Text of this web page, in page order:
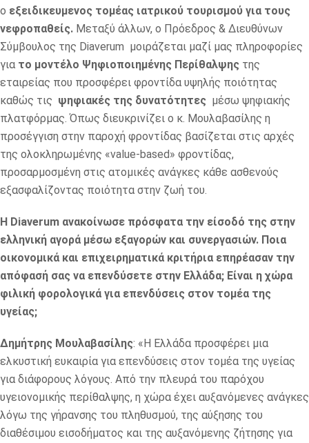
ο εξειδικευμενος τομέας ιατρικού τουρισμού για τους
νεφροπαθείς. Μεταξύ άλλων, ο Πρόεδρος & Διευθύνων
Σύμβουλος της Diaverum μοιράζεται μαζί μας πληροφορίες
για το μοντέλο Ψηφιοποιημένης Περίθαλψης της
εταιρείας που προσφέρει φροντίδα υψηλής ποιότητας
καθώς τις ψηφιακές της δυνατότητες μέσω ψηφιακής
πλατφόρμας. Όπως διευκρινίζει ο κ. Μουλαβασίλης η
προσέγγιση στην παροχή φροντίδας βασίζεται στις αρχές
της ολοκληρωμένης «value-based» φροντίδας,
προσαρμοσμένη στις ατομικές ανάγκες κάθε ασθενούς
εξασφαλίζοντας ποιότητα στην ζωή του.
Η Diaverum ανακοίνωσε πρόσφατα την είσοδό της στην
ελληνική αγορά μέσω εξαγορών και συνεργασιών. Ποια
οικονομικά και επιχειρηματικά κριτήρια επηρέασαν την
απόφασή σας να επενδύσετε στην Ελλάδα; Είναι η χώρα
φιλική φορολογικά για επενδύσεις στον τομέα της
υγείας;
Δημήτρης Μουλαβασίλης: «Η Ελλάδα προσφέρει μια
ελκυστική ευκαιρία για επενδύσεις στον τομέα της υγείας
για διάφορους λόγους. Από την πλευρά του παρόχου
υγειονομικής περίθαλψης, η χώρα έχει αυξανόμενες ανάγκες
λόγω της γήρανσης του πληθυσμού, της αύξησης του
διαθέσιμου εισοδήματος και της αυξανόμενης ζήτησης για